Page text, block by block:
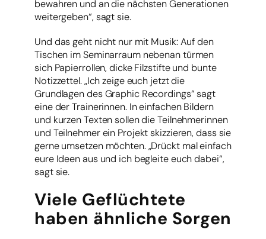
bewahren und an die nächsten Generationen
weitergeben“, sagt sie.
Und das geht nicht nur mit Musik: Auf den
Tischen im Seminarraum nebenan türmen
sich Papierrollen, dicke Filzstifte und bunte
Notizzettel. „Ich zeige euch jetzt die
Grundlagen des Graphic Recordings“ sagt
eine der Trainerinnen. In einfachen Bildern
und kurzen Texten sollen die Teilnehmerinnen
und Teilnehmer ein Projekt skizzieren, dass sie
gerne umsetzen möchten. „Drückt mal einfach
eure Ideen aus und ich begleite euch dabei“,
sagt sie.
Viele Geflüchtete
haben ähnliche Sorgen